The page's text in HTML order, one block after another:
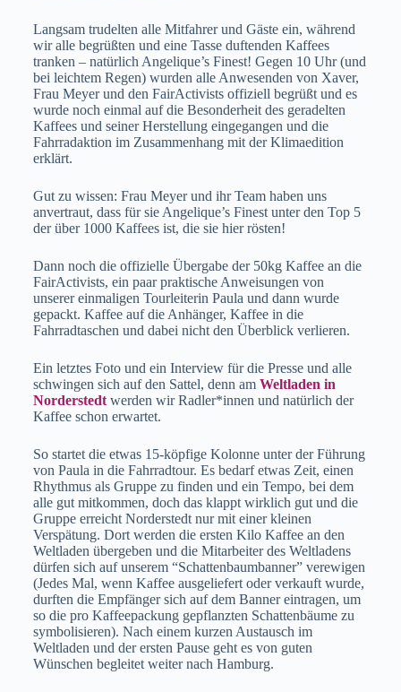
Langsam trudelten alle Mitfahrer und Gäste ein, während
wir alle begrüßten und eine Tasse duftenden Kaffees
tranken – natürlich Angelique’s Finest! Gegen 10 Uhr (und
bei leichtem Regen) wurden alle Anwesenden von Xaver,
Frau Meyer und den FairActivists offiziell begrüßt und es
wurde noch einmal auf die Besonderheit des geradelten
Kaffees und seiner Herstellung eingegangen und die
Fahrradaktion im Zusammenhang mit der Klimaedition
erklärt.
Gut zu wissen: Frau Meyer und ihr Team haben uns
anvertraut, dass für sie Angelique’s Finest unter den Top 5
der über 1000 Kaffees ist, die sie hier rösten!
Dann noch die offizielle Übergabe der 50kg Kaffee an die
FairActivists, ein paar praktische Anweisungen von
unserer einmaligen Tourleiterin Paula und dann wurde
gepackt. Kaffee auf die Anhänger, Kaffee in die
Fahrradtaschen und dabei nicht den Überblick verlieren.
Ein letztes Foto und ein Interview für die Presse und alle
schwingen sich auf den Sattel, denn am Weltladen in
Norderstedtwerden wir Radler*innen und natürlich der
Kaffee schon erwartet.
So startet die etwas 15-köpfige Kolonne unter der Führung
von Paula in die Fahrradtour. Es bedarf etwas Zeit, einen
Rhythmus als Gruppe zu finden und ein Tempo, bei dem
alle gut mitkommen, doch das klappt wirklich gut und die
Gruppe erreicht Norderstedt nur mit einer kleinen
Verspätung. Dort werden die ersten Kilo Kaffee an den
Weltladen übergeben und die Mitarbeiter des Weltladens
dürfen sich auf unserem “Schattenbaumbanner” verewigen
(Jedes Mal, wenn Kaffee ausgeliefert oder verkauft wurde,
durften die Empfänger sich auf dem Banner eintragen, um
so die pro Kaffeepackung gepflanzten Schattenbäume zu
symbolisieren). Nach einem kurzen Austausch im
Weltladen und der ersten Pause geht es von guten
Wünschen begleitet weiter nach Hamburg.